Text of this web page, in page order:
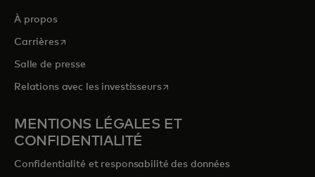
À propos
Carrièress’ouvre dans un nouvel onglet
Salle de presse
Relations avec les investisseurss’ouvre dans un nouvel onglet
MENTIONS LÉGALES ET
CONFIDENTIALITÉ
Confidentialité et responsabilité des données